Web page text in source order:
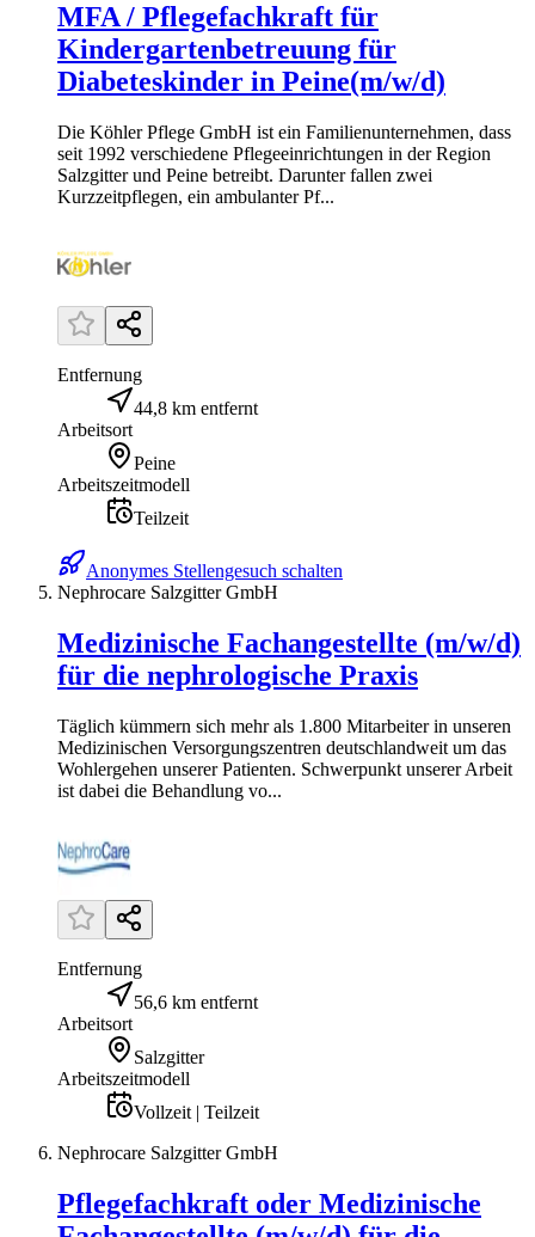
MFA / Pflegefachkraft für
Kindergartenbetreuung für
Diabeteskinder in Peine(m/w/d)
Die Köhler Pflege GmbH ist ein Familienunternehmen, dass
seit 1992 verschiedene Pflegeeinrichtungen in der Region
Salzgitter und Peine betreibt. Darunter fallen zwei
Kurzzeitpflegen, ein ambulanter Pf...
Entfernung
44,8 km entfernt
Arbeitsort
Peine
Arbeitszeitmodell
Teilzeit
Anonymes Stellengesuch schalten
Nephrocare Salzgitter GmbH
Medizinische Fachangestellte (m/w/d)
für die nephrologische Praxis
Täglich kümmern sich mehr als 1.800 Mitarbeiter in unseren
Medizinischen Versorgungszentren deutschlandweit um das
Wohlergehen unserer Patienten. Schwerpunkt unserer Arbeit
ist dabei die Behandlung vo...
Entfernung
56,6 km entfernt
Arbeitsort
Salzgitter
Arbeitszeitmodell
Vollzeit | Teilzeit
Nephrocare Salzgitter GmbH
Pflegefachkraft oder Medizinische